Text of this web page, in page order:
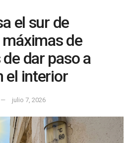
el sur de
de
dar paso a
el interior
julio 7, 2026